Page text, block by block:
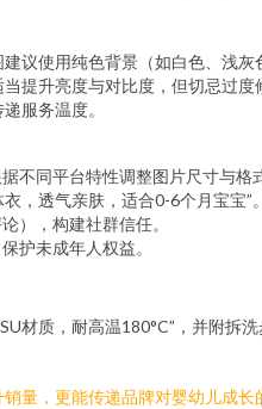
议使用纯色背景（如白色、浅灰
提升亮度与对比度，但切忌过度
服务温度。
不同平台特性调整图片尺寸与格
，透气亲肤，适合0-6个月宝宝”。
），构建社群信任。
护未成年人权益。
材质，耐高温180°C”，并附拆
量，更能传递品牌对婴幼儿成